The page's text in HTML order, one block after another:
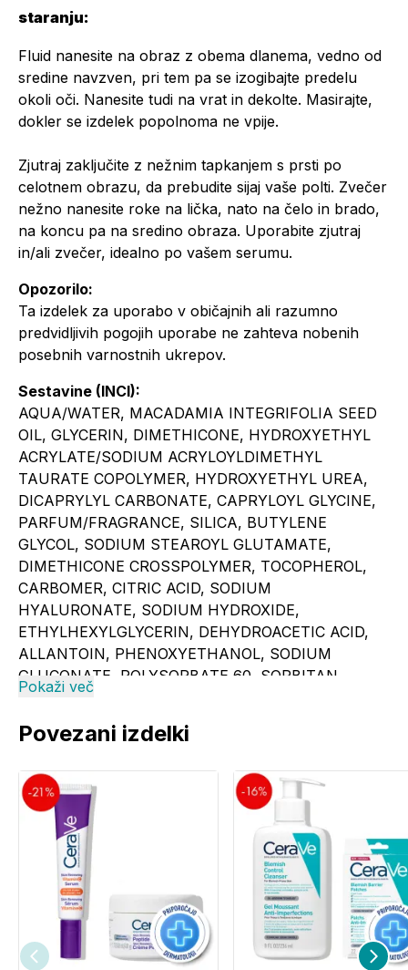
staranju:
Fluid nanesite na obraz z obema dlanema, vedno od
sredine navzven, pri tem pa se izogibajte predelu
okoli oči. Nanesite tudi na vrat in dekolte. Masirajte,
dokler se izdelek popolnoma ne vpije.
Zjutraj zaključite z nežnim tapkanjem s prsti po
celotnem obrazu, da prebudite sijaj vaše polti. Zvečer
nežno nanesite roke na lička, nato na čelo in brado,
na koncu pa na sredino obraza. Uporabite zjutraj
in/ali zvečer, idealno po vašem serumu.
Opozorilo:
Ta izdelek za uporabo v običajnih ali razumno
predvidljivih pogojih uporabe ne zahteva nobenih
posebnih varnostnih ukrepov.
Sestavine (INCI):
AQUA/WATER, MACADAMIA INTEGRIFOLIA SEED
OIL, GLYCERIN, DIMETHICONE, HYDROXYETHYL
ACRYLATE/SODIUM ACRYLOYLDIMETHYL
TAURATE COPOLYMER, HYDROXYETHYL UREA,
DICAPRYLYL CARBONATE, CAPRYLOYL GLYCINE,
PARFUM/FRAGRANCE, SILICA, BUTYLENE
GLYCOL, SODIUM STEAROYL GLUTAMATE,
DIMETHICONE CROSSPOLYMER, TOCOPHEROL,
CARBOMER, CITRIC ACID, SODIUM
HYALURONATE, SODIUM HYDROXIDE,
ETHYLHEXYLGLYCERIN, DEHYDROACETIC ACID,
ALLANTOIN, PHENOXYETHANOL, SODIUM
GLUCONATE, POLYSORBATE 60, SORBITAN
ISOSTEARATE, AMMONIUM LACTATE, ALCOHOL,
RHOEAS PETAL EXTRACT, BENZYL ALCOHOL,
LEAF EXTRACT, ZINC PCA, METHYLGLUCOSIDE
PHOSPHATE, ANCHUSA ARVENSIS EXTRACT,
COPPER LYSINATE/PROLINATE, ALTEROMONAS
FERMENT EXTRACT, ASCORBIC ACID, ARAUCARIA
ANGUSTIFOLIA SEED EXTRACT, CARPINUS
BETULUS BUD EXTRACT, QUERCUS ROBUR BARK
EXTRACT, LIMONENE [N1907/B].
Proizvajalec in odgovorna oseba:NUXE, 127 rue
Pokaži več
Povezani izdelki